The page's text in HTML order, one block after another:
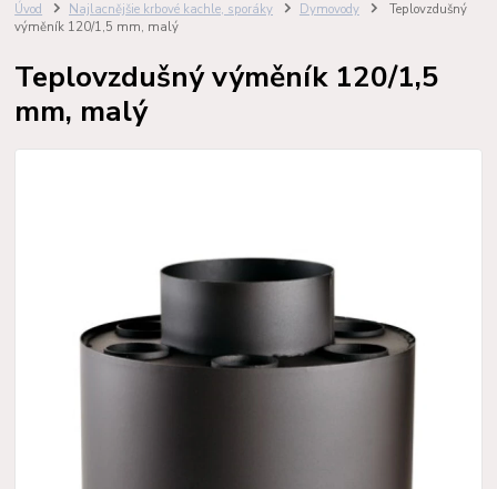
Úvod Najlacnějšie krbové kachle, sporáky Dymovody
Teplovzdušný
výměník 120/1,5 mm, malý
Teplovzdušný výměník 120/1,5
mm, malý